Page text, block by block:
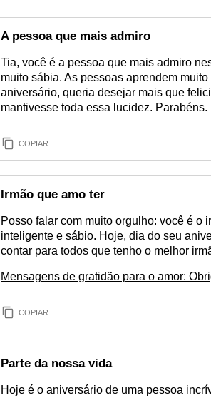
A pessoa que mais admiro
Tia, você é a pessoa que mais admiro
muito sábia. As pessoas aprendem
aniversário, queria desejar mais que
mantivesse toda essa lucidez. Parabéns.
COPIAR
Irmão que amo ter
Posso falar com muito orgulho: você é o
inteligente e sábio. Hoje, dia do seu
contar para todos que tenho o melhor
Mensagens de gratidão para o amor:
COPIAR
Parte da nossa vida
Hoje é o aniversário de uma pessoa